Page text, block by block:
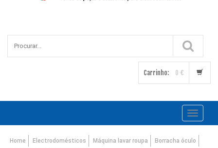
Carrinho: 0 €
Toggle
Home Electrodomésticos Máquina lavar roupa
Borracha óculo